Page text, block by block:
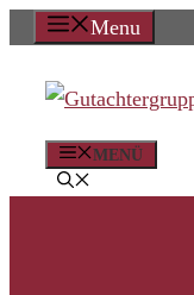
Zum
springen
Menu
MENÜ